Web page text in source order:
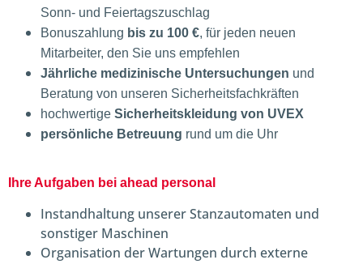
Sonn- und Feiertagszuschlag
Bonuszahlung bis zu 100 €, für jeden neuen
Mitarbeiter, den Sie uns empfehlen
Jährliche medizinische Untersuchungen und
Beratung von unseren Sicherheitsfachkräften
hochwertige Sicherheitskleidung von UVEX
persönliche Betreuung rund um die Uhr
Ihre Aufgaben bei ahead personal
Instandhaltung unserer Stanzautomaten und
sonstiger Maschinen
Organisation der Wartungen durch externe